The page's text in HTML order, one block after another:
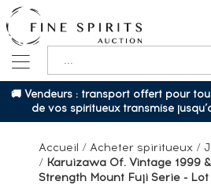
🚚 Vendeurs : transport offert pour
de vos spiritueux transmise
Accueil / Acheter spiritueux /
/ Karuizawa Of. Vintage 1999
Strength Mount Fuji Serie - Lot